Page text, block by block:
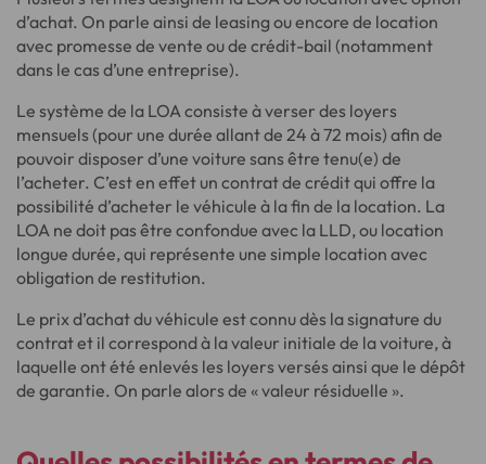
d’achat. On parle ainsi de leasing ou encore de location
avec promesse de vente ou de crédit-bail (notamment
dans le cas d’une entreprise).
Le système de la LOA consiste à verser des loyers
mensuels (pour une durée allant de 24 à 72 mois) afin de
pouvoir disposer d’une voiture sans être tenu(e) de
l’acheter. C’est en effet un contrat de crédit qui offre la
possibilité d’acheter le véhicule à la fin de la location. La
LOA ne doit pas être confondue avec la LLD, ou location
longue durée, qui représente une simple location avec
obligation de restitution.
Le prix d’achat du véhicule est connu dès la signature du
contrat et il correspond à la valeur initiale de la voiture, à
laquelle ont été enlevés les loyers versés ainsi que le dépôt
de garantie. On parle alors de « valeur résiduelle ».